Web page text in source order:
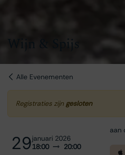
Wijn & Spijs
Alle Evenementen
Registraties zijn gesloten
29januari 2026
18:00
20:00
aan